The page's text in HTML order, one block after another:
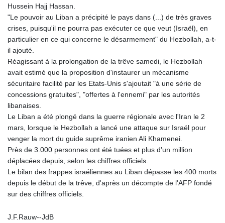
Hussein Hajj Hassan.
"Le pouvoir au Liban a précipité le pays dans (...) de très graves
crises, puisqu'il ne pourra pas exécuter ce que veut (Israël), en
particulier en ce qui concerne le désarmement" du Hezbollah, a-t-
il ajouté.
Réagissant à la prolongation de la trêve samedi, le Hezbollah
avait estimé que la proposition d'instaurer un mécanisme
sécuritaire facilité par les Etats-Unis s'ajoutait "à une série de
concessions gratuites", "offertes à l'ennemi" par les autorités
libanaises.
Le Liban a été plongé dans la guerre régionale avec l'Iran le 2
mars, lorsque le Hezbollah a lancé une attaque sur Israël pour
venger la mort du guide suprême iranien Ali Khamenei.
Près de 3.000 personnes ont été tuées et plus d'un million
déplacées depuis, selon les chiffres officiels.
Le bilan des frappes israéliennes au Liban dépasse les 400 morts
depuis le début de la trêve, d'après un décompte de l'AFP fondé
sur des chiffres officiels.
J.F.Rauw--JdB